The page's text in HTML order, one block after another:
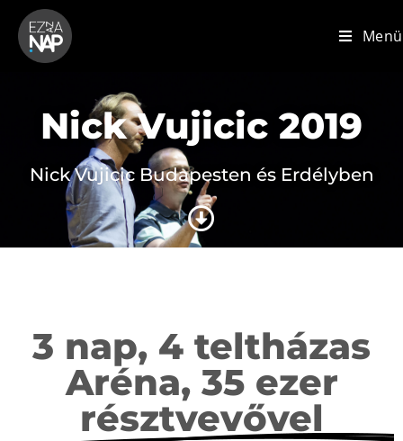
Menü
Nick Vujicic 2019
Nick Vujicic Budapesten és Erdélyben
3 nap, 4 teltházas
Aréna, 35 ezer
résztvevővel